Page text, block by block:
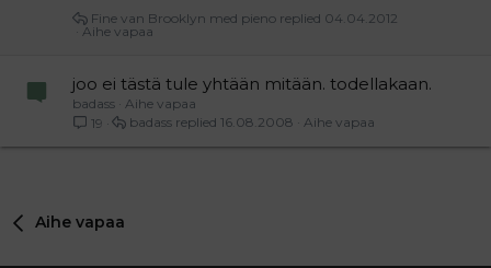
Aihe vapaa
04.04.2012
Fine van Brooklyn med pieno
joo ei tästä tule yhtään mitään. todellakaan.
badass Aihe vapaa
19
Aihe vapaa
16.08.2008
badass
Aihe vapaa